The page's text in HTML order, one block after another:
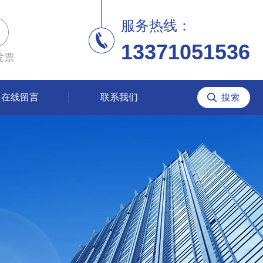
票
服务热线：
13371051536
在线留言 联系我们